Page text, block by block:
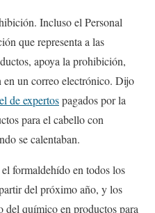
Incluso el Personal
que representa a las
apoya la prohibición,
un correo electrónico. Dijo
de expertospagados por la
para el cabello con
se calentaban.
formaldehído en todos los
del próximo año, y los
del químico en productos para